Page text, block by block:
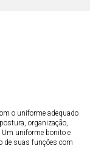
o uniforme adequado
organização,
Um uniforme bonito e
de suas funções com